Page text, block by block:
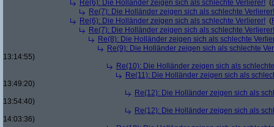
Re(6): Die Holländer zeigen sich als schlechte Verlierer! (
Re(7): Die Holländer zeigen sich als schlechte Verlierer!
Re(6): Die Holländer zeigen sich als schlechte Verlierer! (
Re(7): Die Holländer zeigen sich als schlechte Verlierer!
Re(8): Die Holländer zeigen sich als schlechte
Re(9): Die Holländer zeigen sich als schlechte
13:14:55)
Re(10): Die Holländer zeigen sich als
Re(11): Die Holländer zeigen sich als
13:49:20)
Re(12): Die Holländer zeigen sich als
13:54:40)
Re(12): Die Holländer zeigen sich als
14:03:36)